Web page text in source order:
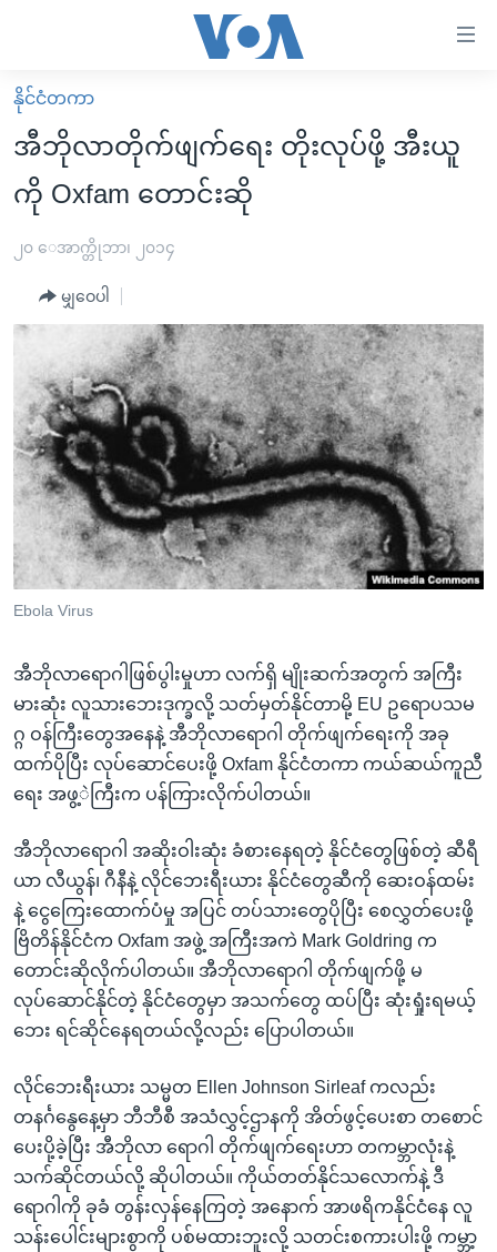
လွယ်ကူ
စေ
သည့်
Link
များ
အကြောင်းအရာ
ကျော်
ကြည့်
ရန်
ပင်မ
အ
စာမျက်နှာ
သို့
ရန်
ရှာဖွေ
ရန်
နေရာ
သို့
ရန်
မူလစာမျက်နှာ
မြန်မာ
ကမ္ဘာ့သတင်းများ
နိုင်ငံတကာ
အစ္စရေး-ပါလက်စတိုင်း
ရပ်ဝန်းတခု လမ်းတခု အလွန်
အင်္ဂလိပ်စာလေ့လာမယ်
အမေရိကန်သုံးအီဒီယံ
မကြေးမုံရဲ့ အင်္ဂလိပ်စာ
ရုပ်ရှင်ထဲက အင်္ဂလိပ်စာ
သုတပဒေသာ အင်္ဂလိပ်စာ
အပတ်စဉ်ကဏ္ဍများ
ရေဒီယို
တီဗွီ
ရေဒီယိုနှင့်ရုပ်သံ အချက်အလက်များ
ရေဒီယို/တီဗွီအစီအစဉ်
Learning English
ဗွီအိုအေ လူမှုကွန်ယက်များ
ဘာသာစကားများ
နိုင်ငံတကာ
အီဘိုလာတိုက်ဖျက်ရေး တိုးလုပ်ဖို့ အီးယူ
ကို Oxfam တောင်းဆို
၂၀ ေအာက္တိုဘာ၊ ၂၀၁၄
မျှဝေပါ
Ebola Virus
အီဘိုလာရောဂါဖြစ်ပွါးမှုဟာ လက်ရှိ မျိုးဆက်အတွက် အကြီး
မားဆုံး လူသားဘေးဒုက္ခလို့ သတ်မှတ်နိုင်တာမို့ EU ဥရောပသမ
ဂ္ဂ ဝန်ကြီးတွေအနေနဲ့ အီဘိုလာရောဂါ တိုက်ဖျက်ရေးကို အခု
ထက်ပိုပြီး လုပ်ဆောင်ပေးဖို့ Oxfam နိုင်ငံတကာ ကယ်ဆယ်ကူညီ
ရေး အဖွ့ဲကြီးက ပန်ကြားလိုက်ပါတယ်။
အီဘိုလာရောဂါ အဆိုးဝါးဆုံး ခံစားနေရတဲ့ နိုင်ငံတွေဖြစ်တဲ့ ဆီရီ
ယာ လီယွန်၊ ဂီနီနဲ့ လိုင်ဘေးရီးယား နိုင်ငံတွေဆီကို ဆေးဝန်ထမ်း
နဲ့ ငွေကြေးထောက်ပံမှု အပြင် တပ်သားတွေပိုပြီး စေလွှတ်ပေးဖို့
ဗြိတိန်နိုင်ငံက Oxfam အဖွဲ့ အကြီးအကဲ Mark Goldring က
တောင်းဆိုလိုက်ပါတယ်။ အီဘိုလာရောဂါ တိုက်ဖျက်ဖို့ မ
လုပ်ဆောင်နိုင်တဲ့ နိုင်ငံတွေမှာ အသက်တွေ ထပ်ပြီး ဆုံးရှုံးရမယ့်
ဘေး ရင်ဆိုင်နေရတယ်လို့လည်း ပြောပါတယ်။
လိုင်ဘေးရီးယား သမ္မတ Ellen Johnson Sirleaf ကလည်း
တနင်္ဂနွေနေ့မှာ ဘီဘီစီ အသံလွှင့်ဌာနကို အိတ်ဖွင့်ပေးစာ တစောင်
ပေးပို့ခဲ့ပြီး အီဘိုလာ ရောဂါ တိုက်ဖျက်ရေးဟာ တကမ္ဘာလုံးနဲ့
သက်ဆိုင်တယ်လို့ ဆိုပါတယ်။ ကိုယ်တတ်နိုင်သလောက်နဲ့ ဒီ
ရောဂါကို ခုခံ တွန်းလှန်နေကြတဲ့ အနောက် အာဖရိကနိုင်ငံနေ လူ
သန်းပေါင်းများစွာကို ပစ်မထားဘူးလို့ သတင်းစကားပါးဖို့ ကမ္ဘာ့